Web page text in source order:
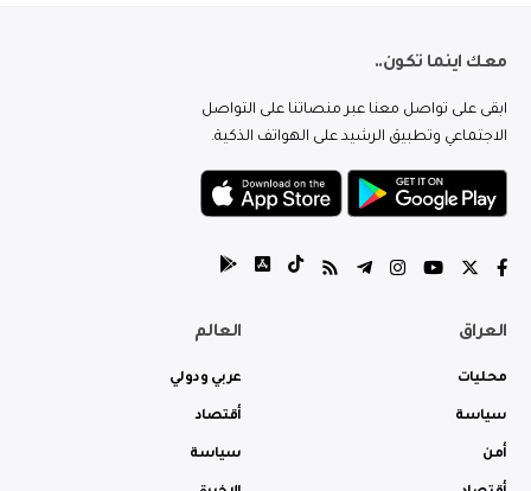
معك اينما تكون..
ابقى على تواصل معنا عبر منصاتنا على التواصل
الاجتماعي وتطبيق الرشيد على الهواتف الذكية.
العراق
محليات
سياسة
أمن
العالم
عربي ودولي
أقتصاد
سياسة